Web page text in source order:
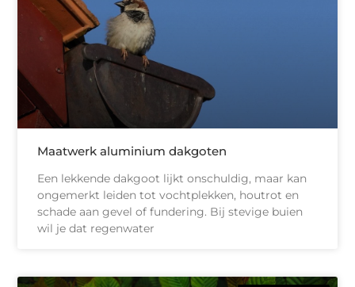
Maatwerk aluminium dakgoten
Een lekkende dakgoot lijkt onschuldig, maar kan
ongemerkt leiden tot vochtplekken, houtrot en
schade aan gevel of fundering. Bij stevige buien
wil je dat regenwater